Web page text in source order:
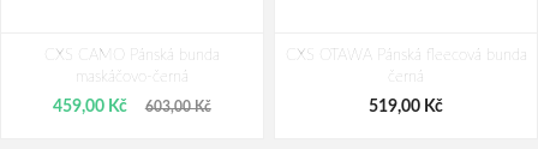
bunda žluto-černá
1 039,00 Kč
pánské, oranžovo-černé
975,00 Kč
CXS CAMO Pánská bunda
maskáčovo-černá
459,00 Kč 603,00 Kč
CXS OTAWA Pánská fleecová bunda
černá
519,00 Kč